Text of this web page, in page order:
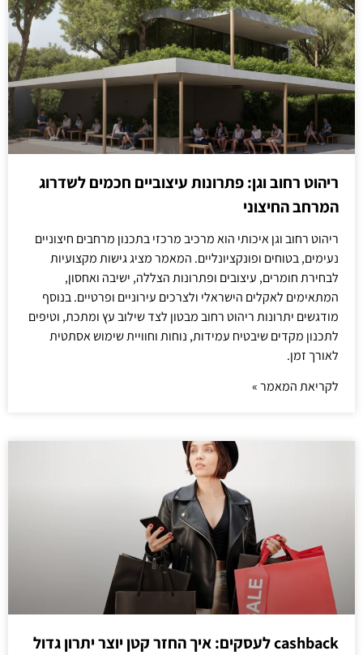
ריהוט רחוב וגן: פתרונות עיצוביים חכמים לשדרוג
המרחב החיצוני
ריהוט רחוב וגן איכותי הוא מרכיב מרכזי בתכנון מרחבים חיצוניים
נעימים, בטוחים ופונקציונליים. המאמר מציג גישות מקצועיות
לבחירת חומרים, עיצובים ופתרונות הצללה, ישיבה ואחסון,
המתאימים לאקלים הישראלי ולצרכים עירוניים ופרטיים. בנוסף
מודגשים יתרונות ריהוט רחוב מבטון לצד שילוב עץ ומתכת, וטיפים
לתכנון מקדים שיבטיח עמידות, נוחות וחוויית שימוש אסתטית
לאורך זמן.
לקריאת המאמר »
cashback לעסקים: איך החזר קטן יוצר יתרון גדול